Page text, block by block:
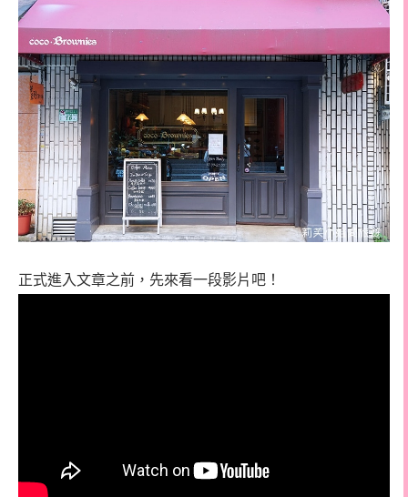
正式進入文章之前，先來看一段影片吧！